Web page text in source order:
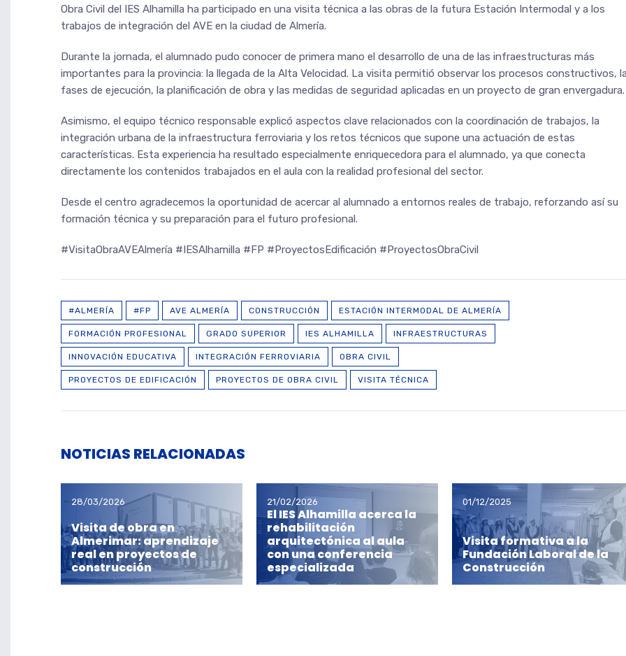
Obra Civil del IES Alhamilla ha participado en una visita técnica a las obras de la futura Estación Intermodal y a los
trabajos de integración del AVE en la ciudad de Almería.
Durante la jornada, el alumnado pudo conocer de primera mano el desarrollo de una de las infraestructuras más
importantes para la provincia: la llegada de la Alta Velocidad. La visita permitió observar los procesos constructivos,
fases de ejecución, la planificación de obra y las medidas de seguridad aplicadas en un proyecto de gran envergadura.
Asimismo, el equipo técnico responsable explicó aspectos clave relacionados con la coordinación de trabajos, la
integración urbana de la infraestructura ferroviaria y los retos técnicos que supone una actuación de estas
características. Esta experiencia ha resultado especialmente enriquecedora para el alumnado, ya que conecta
directamente los contenidos trabajados en el aula con la realidad profesional del sector.
Desde el centro agradecemos la oportunidad de acercar al alumnado a entornos reales de trabajo, reforzando así su
formación técnica y su preparación para el futuro profesional.
#VisitaObraAVEAlmería #IESAlhamilla #FP #ProyectosEdificación #ProyectosObraCivil
#ALMERÍA #FP AVE ALMERÍA CONSTRUCCIÓN ESTACIÓN INTERMODAL DE ALMERÍA
FORMACIÓN PROFESIONAL GRADO SUPERIOR IES ALHAMILLA INFRAESTRUCTURAS
INNOVACIÓN EDUCATIVA INTEGRACIÓN FERROVIARIA OBRA CIVIL
PROYECTOS DE EDIFICACIÓN PROYECTOS DE OBRA CIVIL VISITA TÉCNICA
NOTICIAS RELACIONADAS
28/03/2026
Visita de obra en
Almerimar: aprendizaje
real en proyectos de
construcción
21/02/2026
El IES Alhamilla acerca la
rehabilitación
arquitectónica al aula
con una conferencia
especializada
01/12/2025
Visita formativa a la
Fundación Laboral de la
Construcción